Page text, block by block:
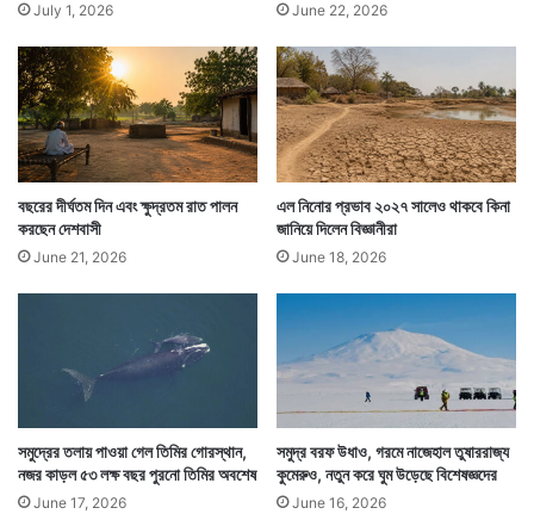
তাঁদের মতে, এই ওজোন স্তরে ফুটো কিন্তু ঠিক হয়ে যাবে।
এজন্য এখনও প্রায় ৫০ বছর অপেক্ষা করতে হবে। শরীরে যেমন
ভাবে কাটাকুটি ক্রমে সেরে গিয়ে চামড়া আগের মত হয়ে যায়, ঠিক
সেভাবেই ওজোন স্তরও তার ফুটো সারিয়ে আবার আগের মত ঠিক
হয়ে যাবে।
July 1, 2026 June 22, 2026
বছরের দীর্ঘতম দিন এবং ক্ষুদ্রতম রাত পালন
করছেন দেশবাসী
June 21, 2026
এল নিনোর প্রভাব ২০২৭ সালেও থাকবে কিনা
জানিয়ে দিলেন বিজ্ঞানীরা
June 18, 2026
সমুদ্রের তলায় পাওয়া গেল তিমির গোরস্থান,
নজর কাড়ল ৫৩ লক্ষ বছর পুরনো তিমির অবশেষ
June 17, 2026
সমুদ্র বরফ উধাও, গরমে নাজেহাল তুষাররাজ্য
কুমেরুও, নতুন করে ঘুম উড়েছে বিশেষজ্ঞদের
June 16, 2026